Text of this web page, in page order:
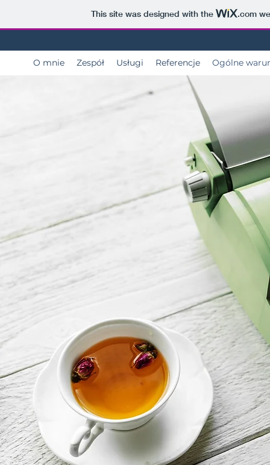
This site was designed with the .com
O mnie Zespół Usługi Referencje Ogólne